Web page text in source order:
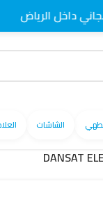
الشاشات
الرياض